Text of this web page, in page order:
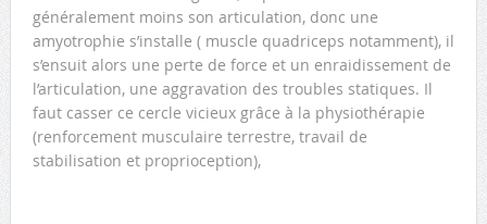
généralement moins son articulation, donc une
amyotrophie s’installe ( muscle quadriceps notamment), il
s’ensuit alors une perte de force et un enraidissement de
l’articulation, une aggravation des troubles statiques. Il
faut casser ce cercle vicieux grâce à la physiothérapie
(renforcement musculaire terrestre, travail de
stabilisation et proprioception),